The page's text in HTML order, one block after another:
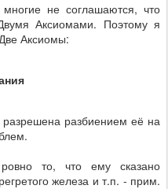
не соглашаются, что
Аксиомами. Поэтому я
Аксиомы:
разбиением её на
то, что ему сказано
железа и т.п. - прим.